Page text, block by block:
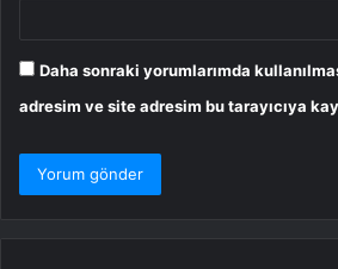
Daha sonraki yorumlarımda
adresim ve site adresim bu tarayıcıya